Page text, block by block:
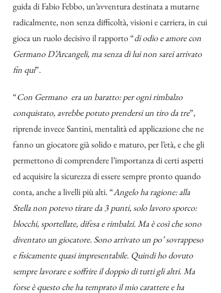
guida di Fabio Febbo, un’avventura destinata a mutarne
radicalmente, non senza difficoltà, visioni e carriera, in cui
gioca un ruolo decisivo il rapporto “di odio e amore con
Germano D’Arcangeli, ma senza di lui non sarei arrivato
fin qui”.
“Con Germano era un baratto: per ogni rimbalzo
conquistato, avrebbe potuto prendersi un tiro da tre”,
riprende invece Santini, mentalità ed applicazione che ne
fanno un giocatore già solido e maturo, per l’età, e che gli
permettono di comprendere l’importanza di certi aspetti
ed acquisire la sicurezza di essere sempre pronto quando
conta, anche a livelli più alti. “Angelo ha ragione: alla
Stella non potevo tirare da 3 punti, solo lavoro sporco:
blocchi, sportellate, difesa e rimbalzi. Ma è così che sono
diventato un giocatore. Sono arrivato un po’ sovrappeso
e fisicamente quasi impresentabile. Quindi ho dovuto
sempre lavorare e soffrire il doppio di tutti gli altri. Ma
forse è questo che ha temprato il mio carattere e ha